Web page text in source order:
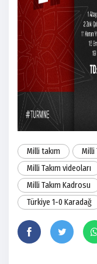
Milli takım Milli
Milli Takım videoları
Milli Takım Kadrosu
Türkiye 1-0 Karadağ